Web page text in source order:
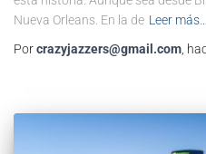
Nueva Orleans. En la de Leer más…
Porcrazyjazzers@gmail.com,